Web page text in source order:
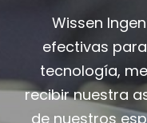
Wissen
efectivas
tecnología,
recibir nuestra
de nuestros